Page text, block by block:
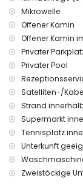
Die
Einrichtungen
Luxusvilla
Internet (WiFi)
Bettwäsche
Einrichtungen
Zusatzbett
Mikrowelle
Offener Kamin
Offener Kamin
Privater
Privater Pool
Satelliten-/
Strand
Supermarkt
Tennisplatz
Unterkunft
Zweistöckige